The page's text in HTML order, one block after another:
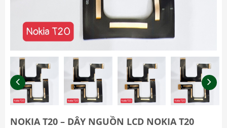
NOKIA T20 – DÂY NGUỒN LCD NOKIA T20